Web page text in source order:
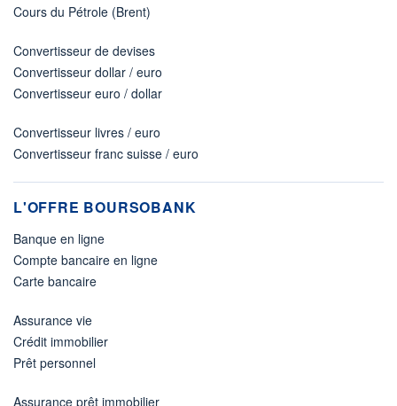
Cours du Pétrole (Brent)
Convertisseur de devises
Convertisseur dollar / euro
Convertisseur euro / dollar
Convertisseur livres / euro
Convertisseur franc suisse / euro
L'OFFRE BOURSOBANK
Banque en ligne
Compte bancaire en ligne
Carte bancaire
Assurance vie
Crédit immobilier
Prêt personnel
Assurance prêt immobilier